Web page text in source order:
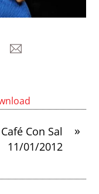
»
Café Con Sal
11/01/2012